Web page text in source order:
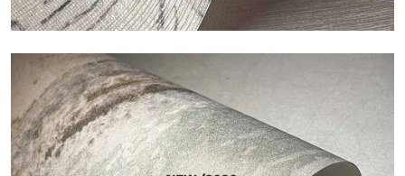
Craft
Oberfläche, inspiriert von natürlichen Fasern, mit einer
essentiellen Struktur, die der Fläche Balance, Tiefe und eine
elegante Materialität verleiht.